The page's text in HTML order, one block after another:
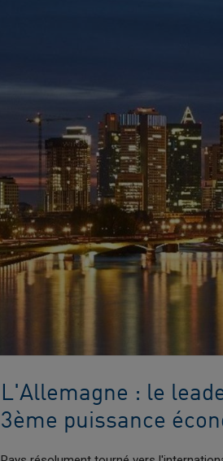
L'Allemagne : le
3ème puissance